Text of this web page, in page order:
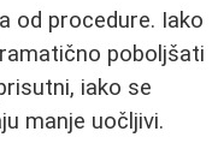
od procedure. Iako
poboljšati
iako se
manje uočljivi.